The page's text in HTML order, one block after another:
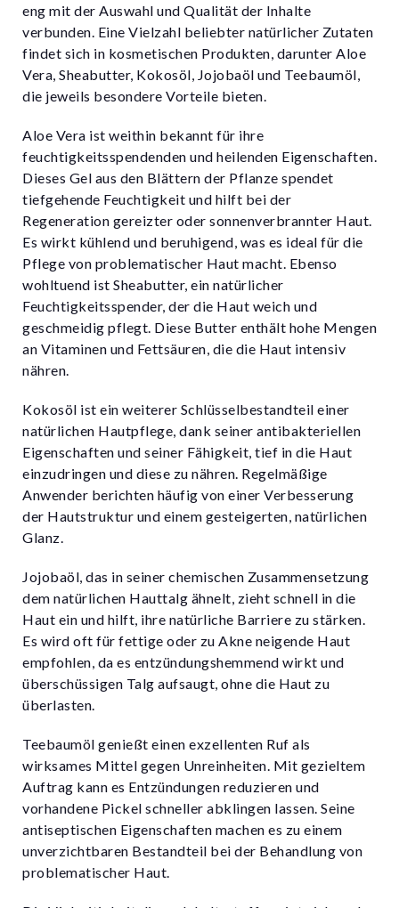
eng mit der Auswahl und Qualität der Inhalte
verbunden. Eine Vielzahl beliebter natürlicher Zutaten
findet sich in kosmetischen Produkten, darunter Aloe
Vera, Sheabutter, Kokosöl, Jojobaöl und Teebaumöl,
die jeweils besondere Vorteile bieten.
Aloe Vera ist weithin bekannt für ihre
feuchtigkeitsspendenden und heilenden Eigenschaften.
Dieses Gel aus den Blättern der Pflanze spendet
tiefgehende Feuchtigkeit und hilft bei der
Regeneration gereizter oder sonnenverbrannter Haut.
Es wirkt kühlend und beruhigend, was es ideal für die
Pflege von problematischer Haut macht. Ebenso
wohltuend ist Sheabutter, ein natürlicher
Feuchtigkeitsspender, der die Haut weich und
geschmeidig pflegt. Diese Butter enthält hohe Mengen
an Vitaminen und Fettsäuren, die die Haut intensiv
nähren.
Kokosöl ist ein weiterer Schlüsselbestandteil einer
natürlichen Hautpflege, dank seiner antibakteriellen
Eigenschaften und seiner Fähigkeit, tief in die Haut
einzudringen und diese zu nähren. Regelmäßige
Anwender berichten häufig von einer Verbesserung
der Hautstruktur und einem gesteigerten, natürlichen
Glanz.
Jojobaöl, das in seiner chemischen Zusammensetzung
dem natürlichen Hauttalg ähnelt, zieht schnell in die
Haut ein und hilft, ihre natürliche Barriere zu stärken.
Es wird oft für fettige oder zu Akne neigende Haut
empfohlen, da es entzündungshemmend wirkt und
überschüssigen Talg aufsaugt, ohne die Haut zu
überlasten.
Teebaumöl genießt einen exzellenten Ruf als
wirksames Mittel gegen Unreinheiten. Mit gezieltem
Auftrag kann es Entzündungen reduzieren und
vorhandene Pickel schneller abklingen lassen. Seine
antiseptischen Eigenschaften machen es zu einem
unverzichtbaren Bestandteil bei der Behandlung von
problematischer Haut.